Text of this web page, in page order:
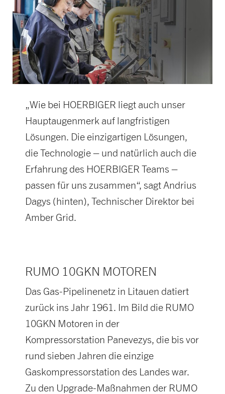
„Wie bei HOERBIGER liegt auch unser
Hauptaugenmerk auf langfristigen
Lösungen. Die einzigartigen Lösungen,
die Technologie – und natürlich auch die
Erfahrung des HOERBIGER Teams –
passen für uns zusammen“, sagt Andrius
Dagys (hinten), Technischer Direktor bei
Amber Grid.
RUMO 10GKN MOTOREN
Das Gas-Pipelinenetz in Litauen datiert
zurück ins Jahr 1961. Im Bild die RUMO
10GKN Motoren in der
Kompressorstation Panevezys, die bis vor
rund sieben Jahren die einzige
Gaskompressorstation des Landes war.
Zu den Upgrade-Maßnahmen der RUMO